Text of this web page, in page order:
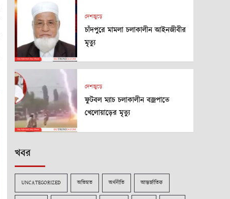
দেশজুড়ে
চাঁদপুরে মামলা চলাকালীন আইনজীবীর
মৃত্যু
দেশজুড়ে
ফুটবল ম্যাচ চলাকালীন বজ্রপাতে
খেলোয়াড়ের মৃত্যু
খবর
UNCATEGORIZED অভিমত অর্থনীতি আন্তর্জাতিক